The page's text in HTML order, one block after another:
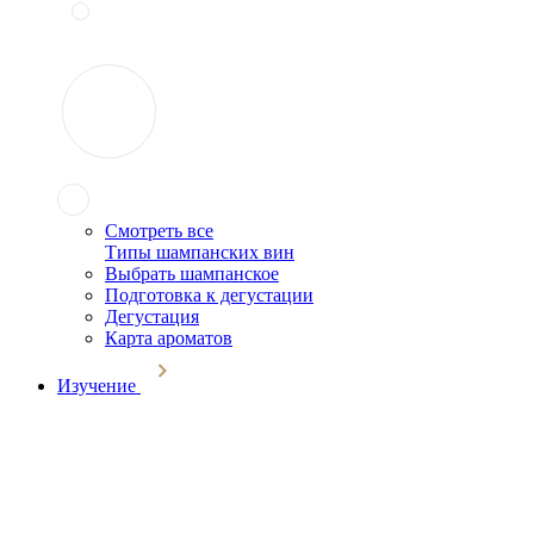
Смотреть все
Типы шампанских вин
Выбрать шампанское
Подготовка к дегустации
Дегустация
Карта ароматов
Изучение